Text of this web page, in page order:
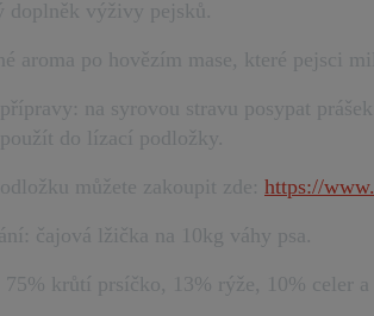
doplněk výživy pejsků.
aroma po hovězím mase, které pejsci
na syrovou stravu posypat
do lízací podložky.
můžete zakoupit zde: https://
čajová lžička na 10kg váhy psa.
75% krůtí prsíčko, 13% rýže, 10% celer a